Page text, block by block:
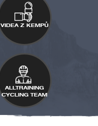
VIDEA Z KEMPŮ
ALLTRAINING
CYCLING TEAM